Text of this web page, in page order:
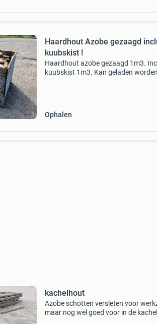
Haardhout Azobe gezaagd
kuubskist !
Haardhout azobe gezaagd 1m3.
kuubskist 1m3. Kan geladen
Ophalen
kachelhout
Azobe schotten versleten voor
maar nog wel goed voor in de